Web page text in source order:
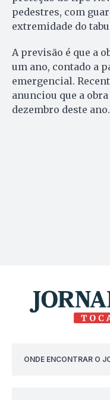
pedestres, com
extremidade do
A previsão é que a
um ano, contado a
emergencial.
anunciou que a
dezembro deste ano.
ONDE ENCONTRAR O